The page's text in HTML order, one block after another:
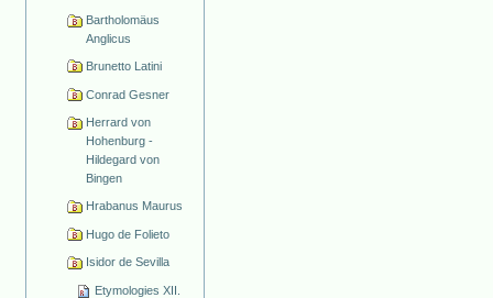
Bartholomäus
Anglicus
Brunetto Latini
Conrad Gesner
Herrard von
Hohenburg -
Hildegard von
Bingen
Hrabanus Maurus
Hugo de Folieto
Isidor de Sevilla
Etymologies XII.